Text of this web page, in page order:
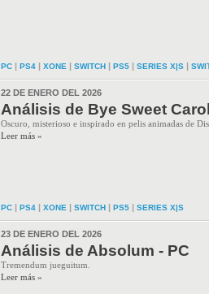
PC | PS4 | XONE | SWITCH | PS5 | SERIES X|S |
22 DE ENERO DEL 2026
Análisis de Bye Sweet
Oscuro, misterioso e inspirado en pelis animadas de
Leer más »
PC | PS4 | XONE | SWITCH | PS5 | SERIES X|S
23 DE ENERO DEL 2026
Análisis de Absolum - PC
Tremendum jueguitum.
Leer más »